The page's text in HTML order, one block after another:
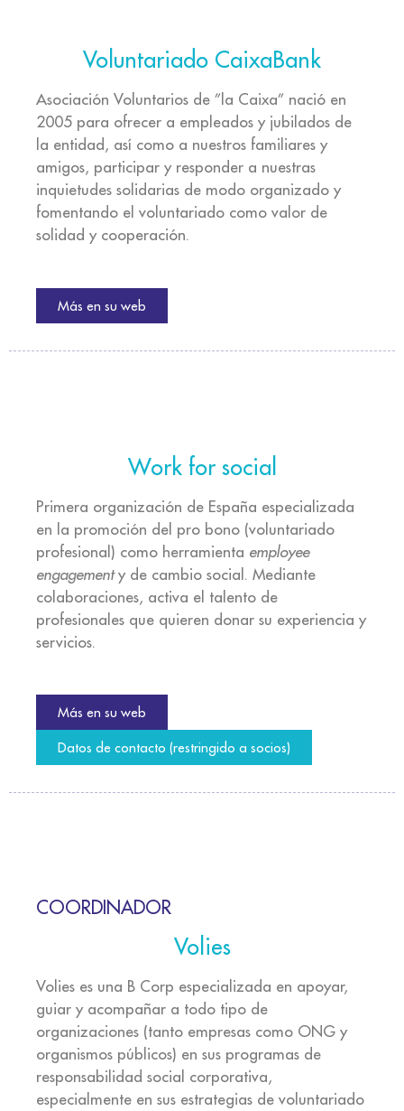
Voluntariado CaixaBank
Asociación Voluntarios de ”la Caixa” nació en
2005 para ofrecer a empleados y jubilados de
la entidad, así como a nuestros familiares y
amigos, participar y responder a nuestras
inquietudes solidarias de modo organizado y
fomentando el voluntariado como valor de
solidad y cooperación.
Más en su web
Work for social
Primera organización de España especializada
en la promoción del pro bono (voluntariado
profesional) como herramienta employee
engagementy de cambio social. Mediante
colaboraciones, activa el talento de
profesionales que quieren donar su experiencia y
servicios.
Más en su web
Datos de contacto (restringido a socios)
COORDINADOR
Volies
Volies es una B Corp especializada en apoyar,
guiar y acompañar a todo tipo de
organizaciones (tanto empresas como ONG y
organismos públicos) en sus programas de
responsabilidad social corporativa,
especialmente en sus estrategias de voluntariado